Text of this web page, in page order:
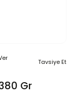
Tavsiye Et
Gr